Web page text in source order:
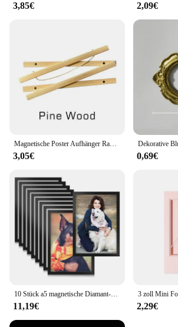
3,85€ 2,09€
Magnetische Poster Aufhänger Rahmen Teak Holz Kleiderbügel Rahmen Natürliche Malerei Foto Rahmen Leinwand Wand Kunst Handwerk Rahmen Kunst Aufhänger
3,05€ 0,69€
10 Stück a5 magnetische Diamant-Kunst rahmen, selbst klebende magnetische Bilderrahmen Diamant-Mal rahmen Display rahmen schwarz
11,19€ 2,29€